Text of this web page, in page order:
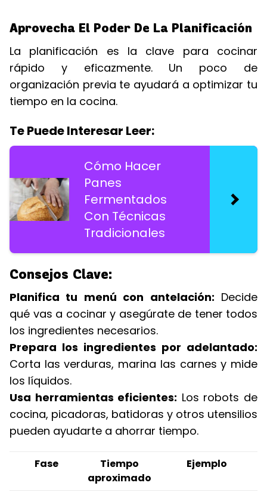
Aprovecha El Poder De La Planificación
La planificación es la clave para cocinar
rápido y eficazmente. Un poco de
organización previa te ayudará a optimizar tu
tiempo en la cocina.
Te Puede Interesar Leer:
Cómo Hacer
Panes
Fermentados
Con Técnicas
Tradicionales
Consejos Clave:
Planifica tu menú con antelación: Decide
qué vas a cocinar y asegúrate de tener todos
los ingredientes necesarios.
Prepara los ingredientes por adelantado:
Corta las verduras, marina las carnes y mide
los líquidos.
Usa herramientas eficientes: Los robots de
cocina, picadoras, batidoras y otros utensilios
pueden ayudarte a ahorrar tiempo.
Fase
Tiempo
aproximado
Ejemplo